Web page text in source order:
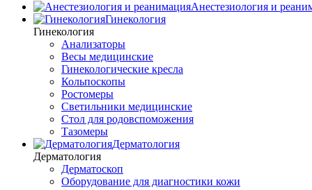
Анестезиология и
Гинекология
Гинекология
Анализаторы
Весы медицинские
Гинекологические кресла
Кольпоскопы
Ростомеры
Светильники медицинские
Стол для родовспоможения
Тазомеры
Дерматология
Дерматология
Дерматоскоп
Оборудование для диагностики кожи